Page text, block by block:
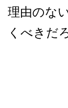
理由のな
くべきだ